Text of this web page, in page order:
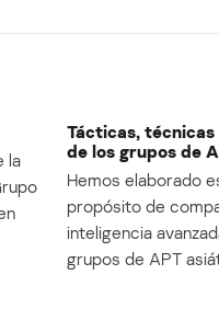
la
Tácticas,
de los grupos de
Hemos elaborado
propósito de
inteligencia
grupos de APT